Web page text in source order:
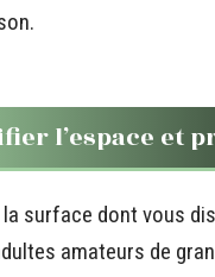
l’espace et
surface dont vous
amateurs de